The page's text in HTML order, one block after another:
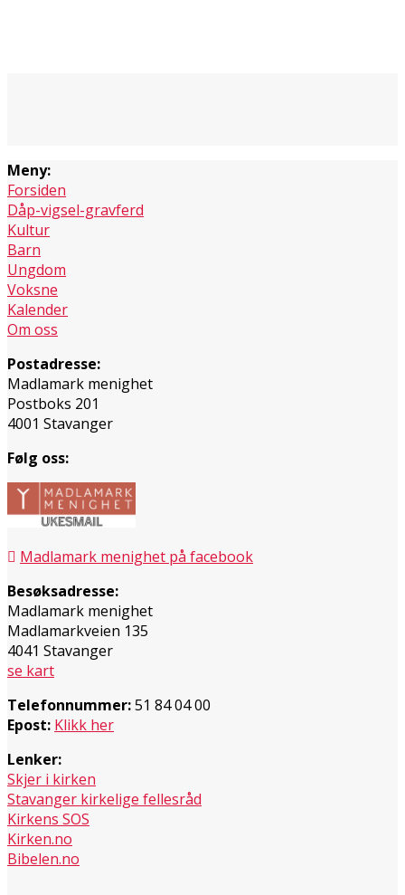
Meny:
Forsiden
Dåp-vigsel-gravferd
Kultur
Barn
Ungdom
Voksne
Kalender
Om oss
Postadresse:
Madlamark menighet
Postboks 201
4001 Stavanger
Følg oss:
Madlamark menighet på facebook
Besøksadresse:
Madlamark menighet
Madlamarkveien 135
4041 Stavanger
se kart
Telefonnummer:51 84 04 00
Epost: Klikk her
Lenker:
Skjer i kirken
Stavanger kirkelige fellesråd
Kirkens SOS
Kirken.no
Bibelen.no